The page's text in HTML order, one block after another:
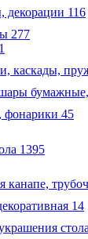
декорации 116
277
каскады,
45
1395
канапе,
14
стола